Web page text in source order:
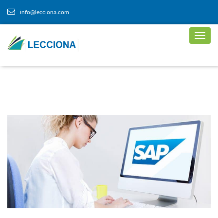
info@lecciona.com